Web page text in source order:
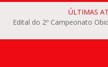
ÚLTIMAS
Edital do 2º Campeonato